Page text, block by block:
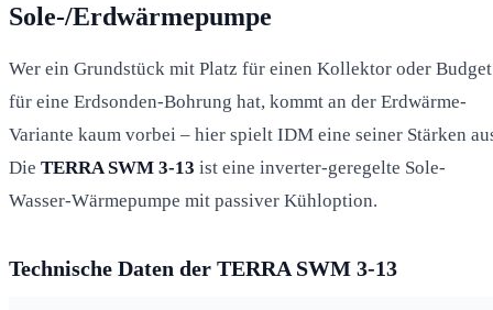
Sole-/Erdwärmepumpe
Wer ein Grundstück mit Platz für einen Kollektor oder Budget
für eine Erdsonden-Bohrung hat, kommt an der Erdwärme-
Variante kaum vorbei – hier spielt IDM eine seiner Stärken
Die TERRA SWM 3-13 ist eine inverter-geregelte Sole-
Wasser-Wärmepumpe mit passiver Kühloption.
Technische Daten der TERRA SWM 3-13